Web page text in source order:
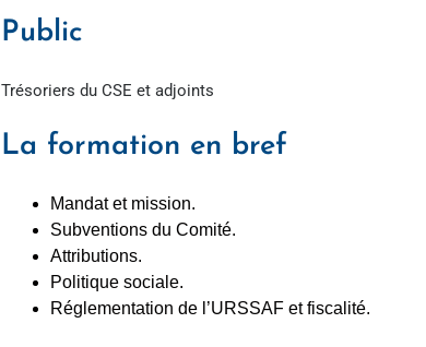
Public
Trésoriers du CSE et adjoints
La formation en bref
Mandat et mission.
Subventions du Comité.
Attributions.
Politique sociale.
Réglementation de l’URSSAF et fiscalité.